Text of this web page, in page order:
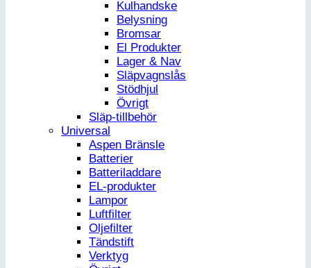
Kulhandske
Belysning
Bromsar
El Produkter
Lager & Nav
Släpvagnslås
Stödhjul
Övrigt
Släp-tillbehör
Universal
Aspen Bränsle
Batterier
Batteriladdare
EL-produkter
Lampor
Luftfilter
Oljefilter
Tändstift
Verktyg